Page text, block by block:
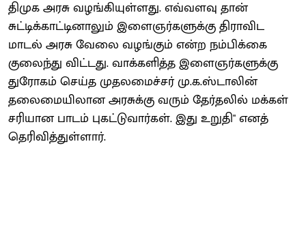
திமுக அரசு வழங்கியுள்ளது. எவ்வளவு தான்
சுட்டிக்காட்டினாலும் இளைஞர்களுக்கு திராவிட
மாடல் அரசு வேலை வழங்கும் என்ற நம்பிக்கை
குலைந்து விட்டது. வாக்களித்த இளைஞர்களுக்கு
துரோகம் செய்த முதலமைச்சர் மு.க.ஸ்டாலின்
தலைமையிலான அரசுக்கு வரும் தேர்தலில் மக்கள்
சரியான பாடம் புகட்டுவார்கள். இது உறுதி" எனத்
தெரிவித்துள்ளார்.